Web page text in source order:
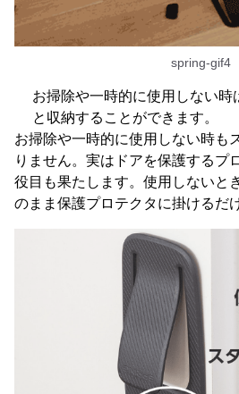
spring-gif4
お掃除や一時的に使用しない時
と収納することができます。
お掃除や一時的に使用しない時も
りません。実はドアを保護するプ
役目も果たします。使用しないと
のまま保護プロテクタに掛けるだ